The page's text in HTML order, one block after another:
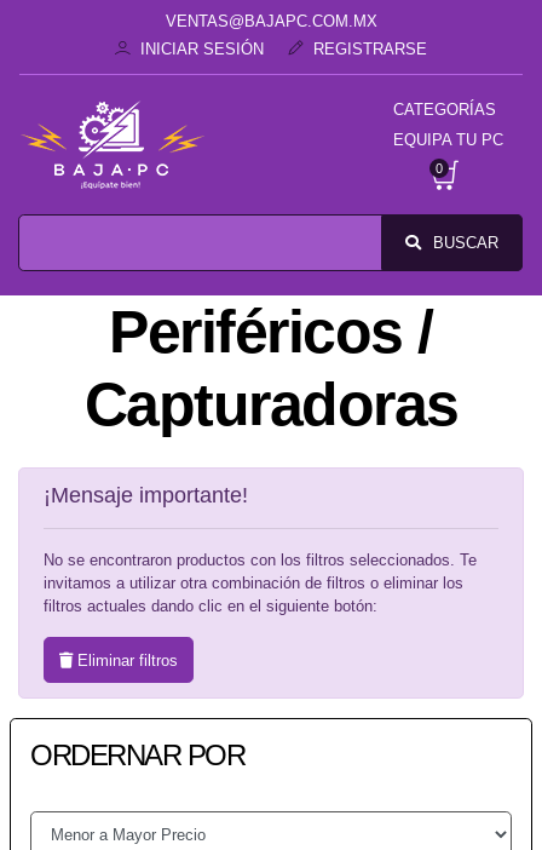
VENTAS@BAJAPC.COM.MX
INICIAR SESIÓN
REGISTRARSE
CATEGORÍAS
EQUIPA TU PC
0
BUSCAR
Periféricos /
Capturadoras
¡Mensaje importante!
No se encontraron productos con los filtros seleccionados. Te
invitamos a utilizar otra combinación de filtros o eliminar los
filtros actuales dando clic en el siguiente botón:
Eliminar filtros
ORDERNAR POR